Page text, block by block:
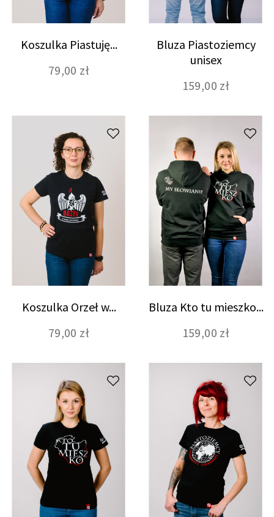
Koszulka Piastuję...
79,00 zł
Bluza Piastoziemcy
unisex
159,00 zł
Koszulka Orzeł w...
79,00 zł
Bluza Kto tu mieszko...
159,00 zł